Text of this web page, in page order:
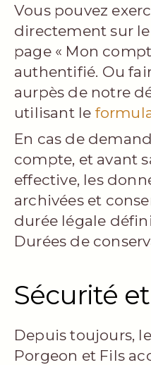
Vous pouvez
directement sur
page « Mon
authentifié. Ou
aurpès de notre
utilisant le
En cas de
compte, et avant
effective, les
archivées et
durée légale
Durées de
Sécurité
Depuis toujours,
Porgeon et Fils